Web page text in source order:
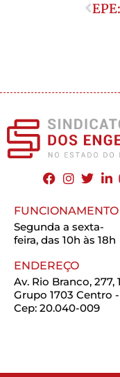
FUNCIONAMENTO
Segunda a sexta-
feira, das 10h às 18h
ENDEREÇO
Av. Rio Branco, 277,
Grupo 1703 Centro -
Cep: 20.040-009